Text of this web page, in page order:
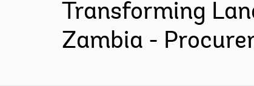
Transforming
Zambia -